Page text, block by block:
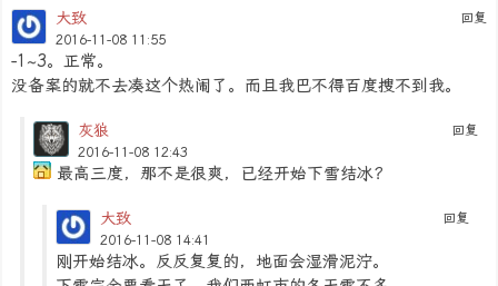
回复
大致
2016-11-08 11:55
-1~3。正常。
没备案的就不去凑这个热闹了。而且我巴不得百度搜不到我。
回复
灰狼
2016-11-08 12:43
最高三度，那不是很爽，已经开始下雪结冰？
回复
大致
2016-11-08 14:41
刚开始结冰。反反复复的，地面会湿滑泥泞。